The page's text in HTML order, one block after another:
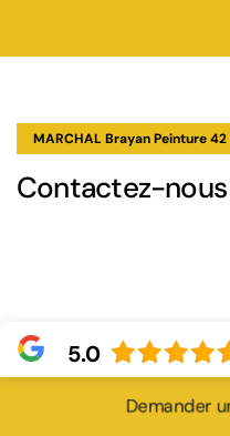
MARCHAL Brayan Peinture 42
Contactez-nous
Demander
5.0